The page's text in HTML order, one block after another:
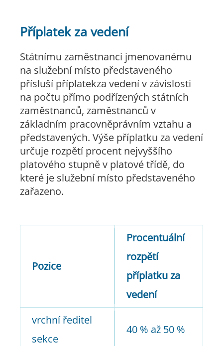
Příplatek za vedení
Státnímu zaměstnanci jmenovanému
na služební místo představeného
přísluší příplatekza vedení v závislosti
na počtu přímo podřízených státních
zaměstnanců, zaměstnanců v
základním pracovněprávním vztahu a
představených. Výše příplatku za vedení
určuje rozpětí procent nejvyššího
platového stupně v platové třídě, do
které je služební místo představeného
zařazeno.
Pozice
Procentuální
rozpětí
příplatku za
vedení
vrchní ředitel
sekce
40 % až 50 %